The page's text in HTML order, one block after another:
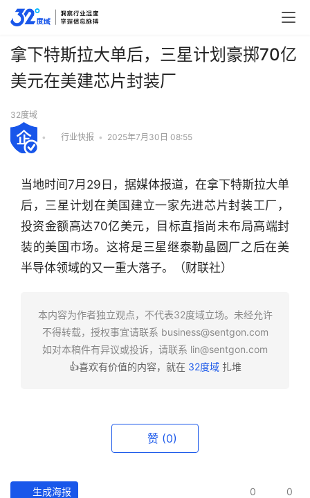
行
深
拿下特斯拉大单后，三星计划豪掷70亿
美元在美建芯片封装厂
32度域
• 行业快报 • 2025年7月30日 08:55
当地时间7月29日，据媒体报道，在拿下特斯拉大单
后，三星计划在美国建立一家先进芯片封装工厂，
投资金额高达70亿美元，目标直指尚未布局高端封
装的美国市场。这将是三星继泰勒晶圆厂之后在美
半导体领域的又一重大落子。（财联社）
本内容为作者独立观点，不代表32度域立场。未经允许
不得转载，授权事宜请联系 business@sentgon.com
如对本稿件有异议或投诉，请联系 lin@sentgon.com
👍喜欢有价值的内容，就在 32度域扎堆
赞 (0)
生成海报 0 0